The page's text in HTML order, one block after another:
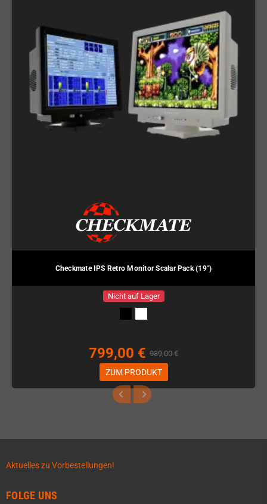
Checkmate IPS Retro Monitor Scalar Pack (19")
Nicht auf Lager
799,00 € 939,00 €
ZUM PRODUKT
Aktuelles zu Vorbestellungen!
FOLGE UNS